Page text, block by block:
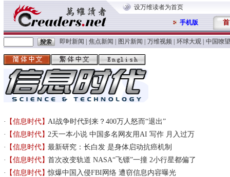
设万维读者为首页
手机版 首
即时新闻 焦点新闻 图片新闻 万维视频 环球大观 中国嘹望
【信息时代】AI战争时代到来？400万人怒而“退出”
【信息时代】2天一本小说 中国多名网友用AI 写作 月入过万
【信息时代】最新研究：长白发 是身体启动抗癌机制
【信息时代】首次改变轨道 NASA“飞镖”一撞 2小行星都偏了
【信息时代】惊爆中国入侵FBI网络 遭窃信息内容曝光